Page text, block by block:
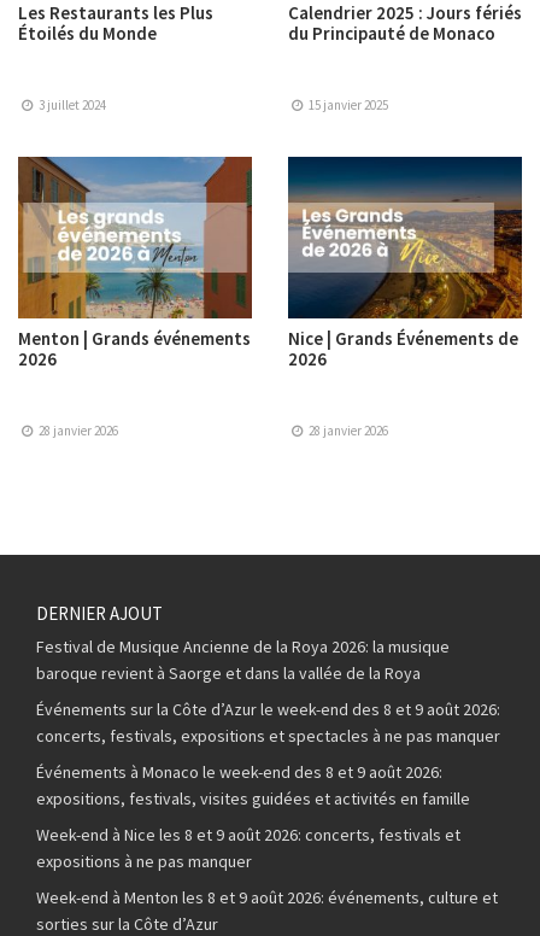
Les Restaurants les Plus
Étoilés du Monde
3 juillet 2024
Calendrier 2025 : Jours fériés
du Principauté de Monaco
15 janvier 2025
Menton | Grands événements
2026
28 janvier 2026
Nice | Grands Événements de
2026
28 janvier 2026
DERNIER AJOUT
Festival de Musique Ancienne de la Roya 2026: la musique
baroque revient à Saorge et dans la vallée de la Roya
Événements sur la Côte d’Azur le week-end des 8 et 9 août 2026:
concerts, festivals, expositions et spectacles à ne pas manquer
Événements à Monaco le week-end des 8 et 9 août 2026:
expositions, festivals, visites guidées et activités en famille
Week-end à Nice les 8 et 9 août 2026: concerts, festivals et
expositions à ne pas manquer
Week-end à Menton les 8 et 9 août 2026: événements, culture et
sorties sur la Côte d’Azur